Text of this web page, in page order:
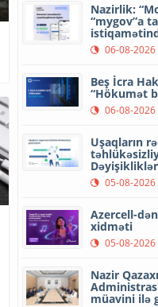
Nazirlik:
“mygov”a
06-08-2026
Beş İcra
“Hökumət
06-08-2026
Uşaqların
05-08-2026
Azercell-
xidməti
05-08-2026
Nazir
müavini ilə